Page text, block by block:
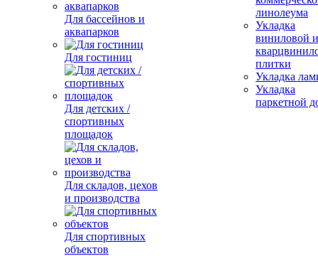
Для бассейнов и
аквапарков
Для гостиниц
Для детских /
спортивных
площадок
Для складов, цехов
и производства
Для спортивных
объектов
линолеума
Укладка
виниловой и
плитки
Укладка
Укладка
паркетной